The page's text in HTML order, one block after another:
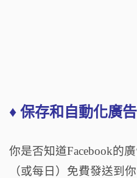
♦ 保存和自動化廣
你是否知道Facebook的
（或每日）免費發送到